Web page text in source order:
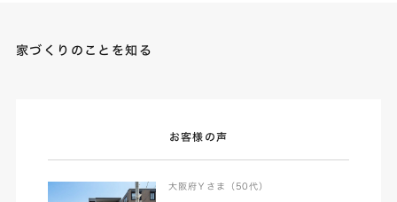
家づくりのことを知る
お客様の声
大阪府Ｙさま（50代）